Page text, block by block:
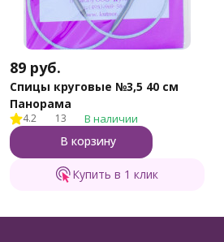
89 руб.
Спицы круговые №3,5 40 см
Панорама
4.2 13 В наличии
В корзину
Купить в 1 клик